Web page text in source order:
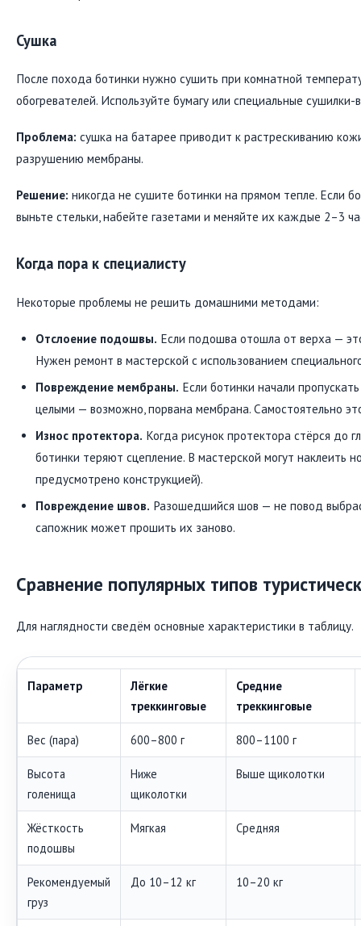
Сушка
После похода ботинки нужно сушить при комнатной
обогревателей. Используйте бумагу или специальные
Проблема: сушка на батарее приводит к растрескиванию
разрушению мембраны.
Решение: никогда не сушите ботинки на прямом тепле. Если
выньте стельки, набейте газетами и меняйте их каждые 2–3
Когда пора к специалисту
Некоторые проблемы не решить домашними методами:
Отслоение подошвы. Если подошва отошла от верха —
Нужен ремонт в мастерской с использованием
Повреждение мембраны. Если ботинки начали
целыми — возможно, порвана мембрана. Самостоятельно
Износ протектора. Когда рисунок протектора стёрся до
ботинки теряют сцепление. В мастерской могут наклеить
предусмотрено конструкцией).
Повреждение швов. Разошедшийся шов — не повод
сапожник может прошить их заново.
Сравнение популярных типов
Для наглядности сведём основные характеристики в таблицу.
Параметр
Лёгкие
треккинговые
Средние
треккинговые
Вес (пара) 600–800 г 800–1100 г
Высота
голенища
Ниже
щиколотки
Выше щиколотки
Жёсткость
подошвы
Мягкая Средняя
Рекомендуемый
груз
До 10–12 кг 10–20 кг